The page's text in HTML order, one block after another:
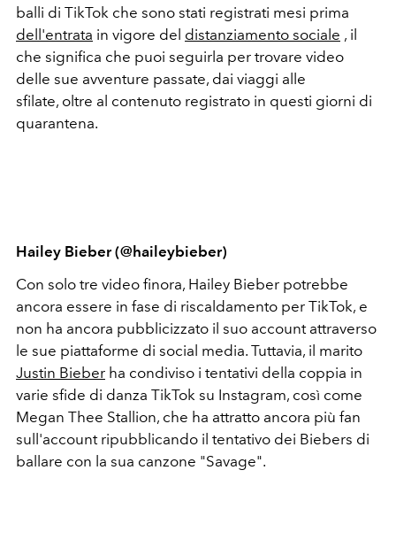
balli di TikTok che sono stati registrati mesi prima
dell'entrata in vigore del distanziamento sociale , il
che significa che puoi seguirla per trovare video
delle sue avventure passate, dai viaggi alle
sfilate, oltre al contenuto registrato in questi giorni di
quarantena.
Hailey Bieber (@haileybieber)
Con solo tre video finora, Hailey Bieber potrebbe
ancora essere in fase di riscaldamento per TikTok, e
non ha ancora pubblicizzato il suo account attraverso
le sue piattaforme di social media. Tuttavia, il marito
Justin Bieber ha condiviso i tentativi della coppia in
varie sfide di danza TikTok su Instagram, così come
Megan Thee Stallion, che ha attratto ancora più fan
sull'account ripubblicando il tentativo dei Biebers di
ballare con la sua canzone "Savage".